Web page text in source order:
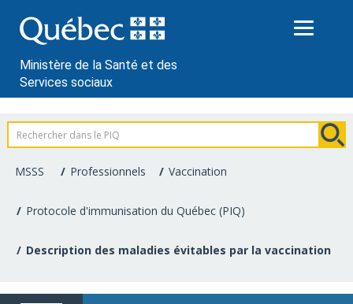
au
contenu
Ministère de la Santé et des
Services sociaux
Information
pour
les
professionnels
MSSS Professionnels Vaccination
Protocole d'immunisation du Québec (PIQ)
Description des maladies évitables par la vaccination